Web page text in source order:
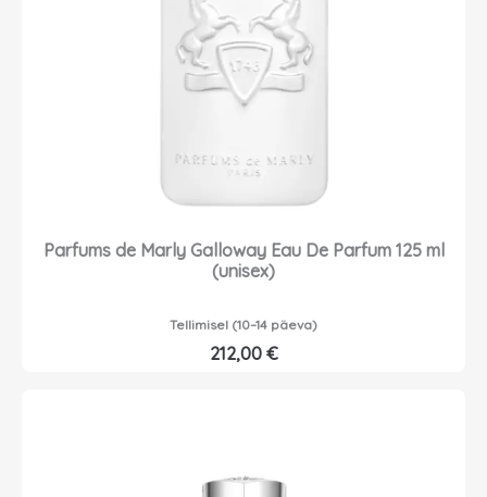
Parfums de Marly Galloway Eau De Parfum 125 ml
(unisex)
Tellimisel (10–14 päeva)
212,00 €